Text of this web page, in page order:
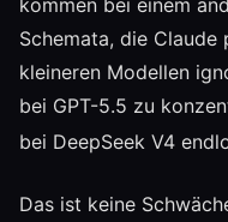
Schemata, die
kleineren Modellen
bei GPT-5.5 zu
bei DeepSeek V4
Das ist keine